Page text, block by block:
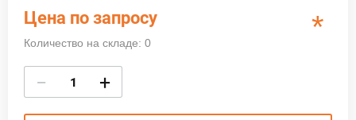
Цена по запросу
Количество на складе: 0 *
− +